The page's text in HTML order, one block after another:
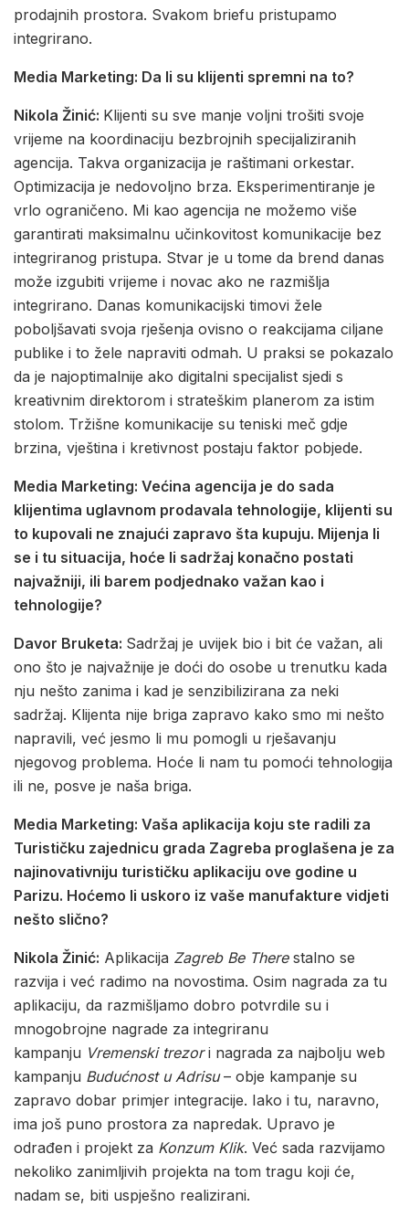
prodajnih prostora. Svakom briefu pristupamo
integrirano.
Media Marketing: Da li su klijenti spremni na to?
Nikola Žinić: Klijenti su sve manje voljni trošiti svoje
vrijeme na koordinaciju bezbrojnih specijaliziranih
agencija. Takva organizacija je raštimani orkestar.
Optimizacija je nedovoljno brza. Eksperimentiranje je
vrlo ograničeno. Mi kao agencija ne možemo više
garantirati maksimalnu učinkovitost komunikacije bez
integriranog pristupa. Stvar je u tome da brend danas
može izgubiti vrijeme i novac ako ne razmišlja
integrirano. Danas komunikacijski timovi žele
poboljšavati svoja rješenja ovisno o reakcijama ciljane
publike i to žele napraviti odmah. U praksi se pokazalo
da je najoptimalnije ako digitalni specijalist sjedi s
kreativnim direktorom i strateškim planerom za istim
stolom. Tržišne komunikacije su teniski meč gdje
brzina, vještina i kretivnost postaju faktor pobjede.
Media Marketing: Većina agencija je do sada
klijentima uglavnom prodavala tehnologije, klijenti su
to kupovali ne znajući zapravo šta kupuju. Mijenja li
se i tu situacija, hoće li sadržaj konačno postati
najvažniji, ili barem podjednako važan kao i
tehnologije?
Davor Bruketa: Sadržaj je uvijek bio i bit će važan, ali
ono što je najvažnije je doći do osobe u trenutku kada
nju nešto zanima i kad je senzibilizirana za neki
sadržaj. Klijenta nije briga zapravo kako smo mi nešto
napravili, već jesmo li mu pomogli u rješavanju
njegovog problema. Hoće li nam tu pomoći tehnologija
ili ne, posve je naša briga.
Media Marketing: Vaša aplikacija koju ste radili za
Turističku zajednicu grada Zagreba proglašena je za
najinovativniju turističku aplikaciju ove godine u
Parizu. Hoćemo li uskoro iz vaše manufakture vidjeti
nešto slično?
Nikola Žinić: Aplikacija Zagreb Be Therestalno se
razvija i već radimo na novostima. Osim nagrada za tu
aplikaciju, da razmišljamo dobro potvrdile su i
mnogobrojne nagrade za integriranu
kampanju Vremenski trezori nagrada za najbolju web
kampanju Budućnost u Adrisu– obje kampanje su
zapravo dobar primjer integracije. Iako i tu, naravno,
ima još puno prostora za napredak. Upravo je
odrađen i projekt za Konzum Klik. Već sada razvijamo
nekoliko zanimljivih projekta na tom tragu koji će,
nadam se, biti uspješno realizirani.